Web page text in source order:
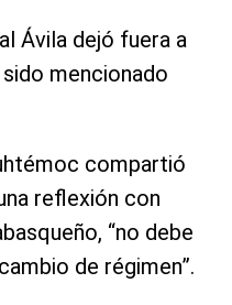
Ávila dejó fuera a
mencionado
compartió
reflexión con
“no debe
de régimen”.